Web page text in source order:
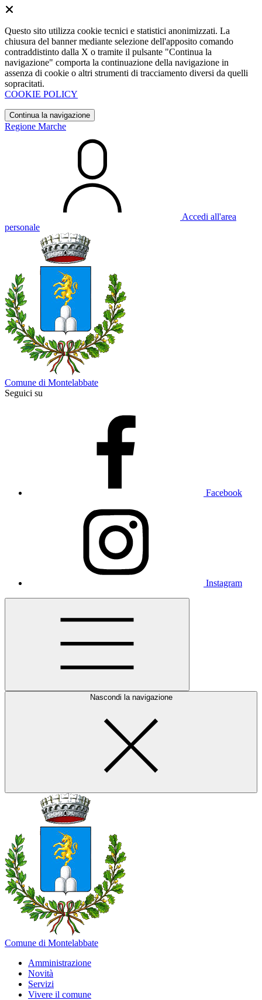
Questo sito utilizza cookie tecnici e statistici anonimizzati. La
chiusura del banner mediante selezione dell'apposito comando
contraddistinto dalla X o tramite il pulsante "Continua la
navigazione" comporta la continuazione della navigazione in
assenza di cookie o altri strumenti di tracciamento diversi da quelli
sopracitati.
COOKIE POLICY
Continua la navigazione
Regione Marche
Accedi all'area
personale
Comune di Montelabbate
Seguici su
Facebook
Instagram
Nascondi la navigazione
Comune di Montelabbate
Amministrazione
Novità
Servizi
Vivere il comune